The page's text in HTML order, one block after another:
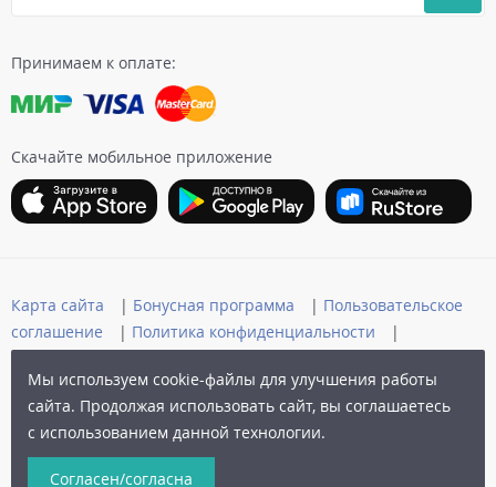
Принимаем к оплате:
Скачайте мобильное приложение
© 2006-2026 Архыз Сервис
Карта сайта | Бонусная программа | Пользовательское
соглашение
| Политика конфиденциальности
|
Публичная оферта
Разработка сайта:
Мы используем cookie-файлы для улучшения работы
сайта. Продолжая использовать сайт, вы соглашаетесь
с использованием данной технологии.
Согласен/согласна